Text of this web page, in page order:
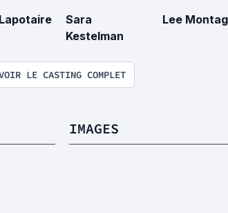
Sara
Kestelman
Lee
LE CASTING COMPLET
IMAGES